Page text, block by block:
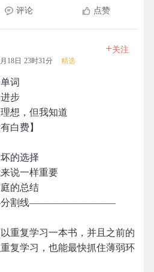
评论 点赞
18日 23时31分 精选
+关注
词
步
想，但我知道
白费】
的选择
说一样重要
的总结
割线—————————
重复学习一本书，并且之前的
复学习，也能最快抓住薄弱环